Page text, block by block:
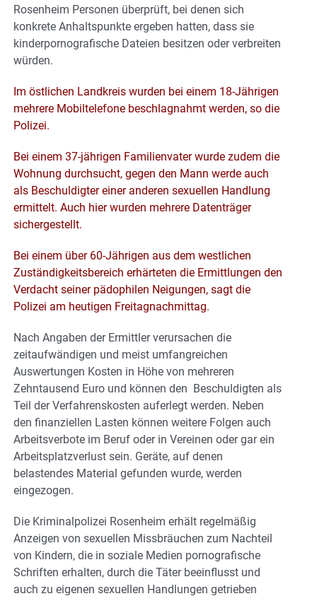
Rosenheim Personen überprüft, bei denen sich
konkrete Anhaltspunkte ergeben hatten, dass sie
kinderpornografische Dateien besitzen oder verbreiten
würden.
Im östlichen Landkreis wurden bei einem 18-Jährigen
mehrere Mobiltelefone beschlagnahmt werden, so die
Polizei.
Bei einem 37-jährigen Familienvater wurde zudem die
Wohnung durchsucht, gegen den Mann werde auch
als Beschuldigter einer anderen sexuellen Handlung
ermittelt. Auch hier wurden mehrere Datenträger
sichergestellt.
Bei einem über 60-Jährigen aus dem westlichen
Zuständigkeitsbereich erhärteten die Ermittlungen den
Verdacht seiner pädophilen Neigungen, sagt die
Polizei am heutigen Freitagnachmittag.
Nach Angaben der Ermittler verursachen die
zeitaufwändigen und meist umfangreichen
Auswertungen Kosten in Höhe von mehreren
Zehntausend Euro und können den Beschuldigten als
Teil der Verfahrenskosten auferlegt werden. Neben
den finanziellen Lasten können weitere Folgen auch
Arbeitsverbote im Beruf oder in Vereinen oder gar ein
Arbeitsplatzverlust sein. Geräte, auf denen
belastendes Material gefunden wurde, werden
eingezogen.
Die Kriminalpolizei Rosenheim erhält regelmäßig
Anzeigen von sexuellen Missbräuchen zum Nachteil
von Kindern, die in soziale Medien pornografische
Schriften erhalten, durch die Täter beeinflusst und
auch zu eigenen sexuellen Handlungen getrieben